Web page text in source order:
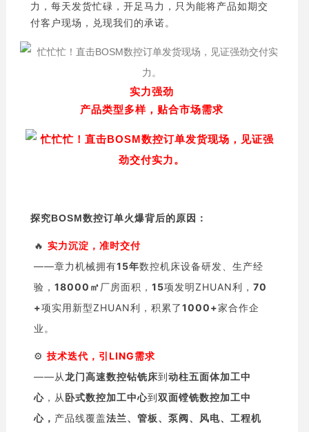
力，每天发货忙碌，开足马力，只为能将产品如期交
付客户现场，兑现我们的承诺。
实力强劲
产品类型多样，贴合市场需求
探究BOSM数控订单火爆背后的原因：
🔥 实力沉淀， 准时交付
——章力机械拥有15年数控机床设备研发、生产经
验， 18000㎡厂房面积， 15项发明ZHUAN利， 70
+项实用新型ZHUAN利，积累了1000+家合作企
业。
⚙️ 技术迭代，引LING需求
——从龙门高速数控钻铣床到动柱五面体加工中
心，从 卧式数控加工中心到双面镗铣数控加工中
心， 产品线覆盖法兰、管板、泵阀、风电、工程机